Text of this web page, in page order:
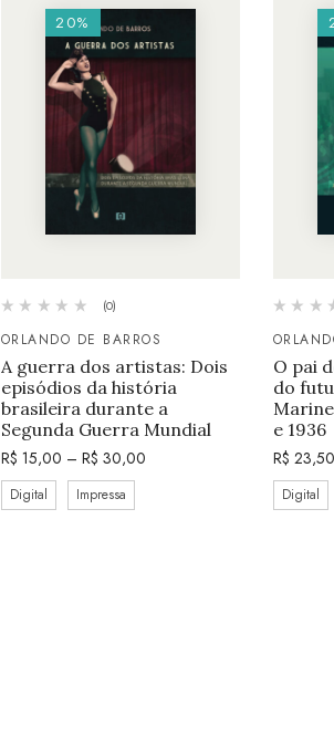
20%
(0)
ORLANDO DE BARROS
A guerra dos artistas: Dois
episódios da história
brasileira durante a
Segunda Guerra Mundial
R$ 15,00 – R$ 30,00
Digital Impressa
O pai
do
e 1936
R$ 23,50
Digital